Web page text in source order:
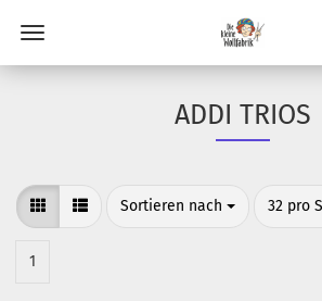
ADDI TRIOS
Sortieren nach
Sortieren nach 32 pro
pro
1